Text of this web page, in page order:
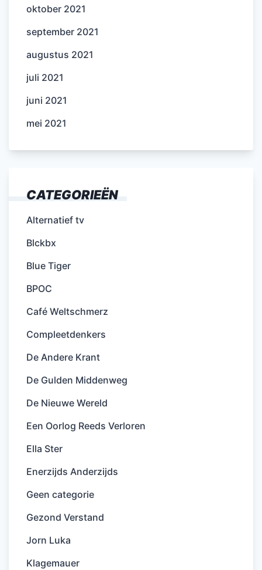
oktober 2021
september 2021
augustus 2021
juli 2021
juni 2021
mei 2021
CATEGORIEËN
Alternatief tv
Blckbx
Blue Tiger
BPOC
Café Weltschmerz
Compleetdenkers
De Andere Krant
De Gulden Middenweg
De Nieuwe Wereld
Een Oorlog Reeds Verloren
Ella Ster
Enerzijds Anderzijds
Geen categorie
Gezond Verstand
Jorn Luka
Klagemauer